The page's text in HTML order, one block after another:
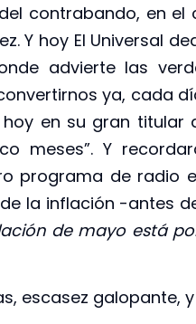
contrabando, en
Y hoy El Universal
advierte las
ya, cada
hoy en su gran
meses”. Y
programa de radio
la inflación -antes
de mayo está
escasez galopante,